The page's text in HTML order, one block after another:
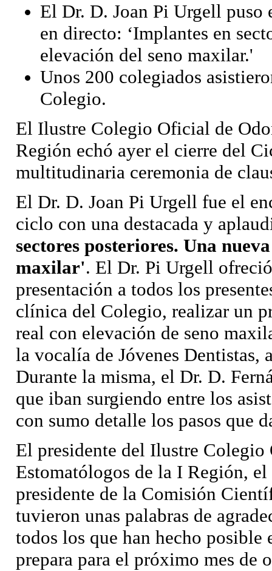
El Dr. D. Joan Pi Urgell
en directo: ‘Implantes en
elevación del seno maxilar.'
Unos 200 colegiados
Colegio.
El Ilustre Colegio Oficial de
Región echó ayer el cierre del
multitudinaria ceremonia de
El Dr. D. Joan Pi Urgell fue el
ciclo con una destacada y
sectores posteriores. Una
maxilar'. El Dr. Pi Urgell
presentación a todos los
clínica del Colegio, realizar un
real con elevación de seno
la vocalía de Jóvenes
Durante la misma, el Dr. D.
que iban surgiendo entre los
con sumo detalle los pasos que
El presidente del Ilustre
Estomatólogos de la I Región,
presidente de la Comisión
tuvieron unas palabras de
todos los que han hecho
prepara para el próximo mes de